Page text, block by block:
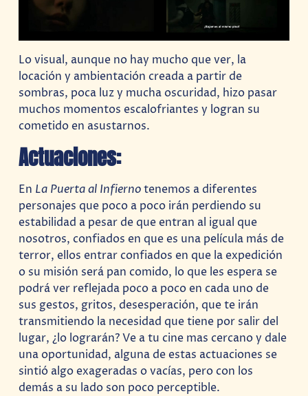
Lo visual, aunque no hay mucho que ver, la
locación y ambientación creada a partir de
sombras, poca luz y mucha oscuridad, hizo pasar
muchos momentos escalofriantes y logran su
cometido en asustarnos.
Actuaciones:
En La Puerta al Infiernotenemos a diferentes
personajes que poco a poco irán perdiendo su
estabilidad a pesar de que entran al igual que
nosotros, confiados en que es una película más de
terror, ellos entrar confiados en que la expedición
o su misión será pan comido, lo que les espera se
podrá ver reflejada poco a poco en cada uno de
sus gestos, gritos, desesperación, que te irán
transmitiendo la necesidad que tiene por salir del
lugar, ¿lo lograrán? Ve a tu cine mas cercano y dale
una oportunidad, alguna de estas actuaciones se
sintió algo exageradas o vacías, pero con los
demás a su lado son poco perceptible.